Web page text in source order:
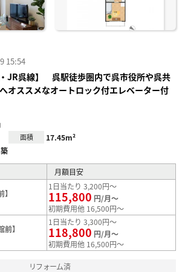
15:54
・JR呉線】 呉駅徒歩圏内で呉市役所や呉共
オススメなオートロック付エレベーター付
面積 17.45m²
月額目安
1日当たり 3,200円～
115,800 円/月～
初期費用他 16,500円～
】
1日当たり 3,300円～
118,800 円/月～
初期費用他 16,500円～
リフォーム済